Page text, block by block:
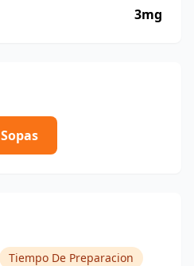
3mg
Sopas
Tiempo De Preparacion